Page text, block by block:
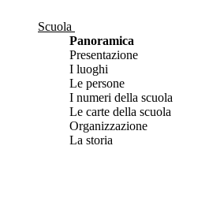
Scuola
Panoramica
Presentazione
I luoghi
Le persone
I numeri della scuola
Le carte della scuola
Organizzazione
La storia